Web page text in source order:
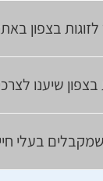
בצפון
בצפון שיענו
בעלי